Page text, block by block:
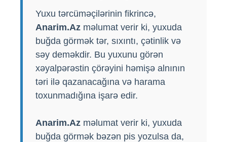
Yuxu tərcüməçilərinin fikrincə,
Anarim.Az məlumat verir ki, yuxuda
buğda görmək tər, sıxıntı, çətinlik və
səy deməkdir. Bu yuxunu görən
xəyalpərəstin çörəyini həmişə alnının
təri ilə qazanacağına və harama
toxunmadığına işarə edir.
Anarim.Az məlumat verir ki, yuxuda
buğda görmək bəzən pis yozulsa da,